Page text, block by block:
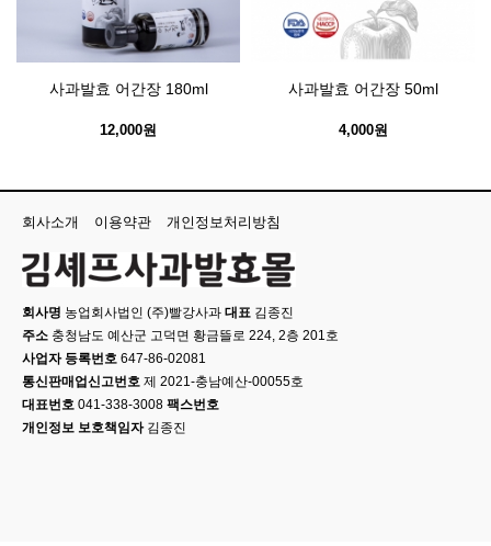
사과발효 어간장 180ml
12,000원
사과발효 어간장 50ml
4,000원
회사소개 이용약관 개인정보처리방침
회사명 농업회사법인 (주)빨강사과 대표 김종진
주소 충청남도 예산군 고덕면 황금뜰로 224, 2층 201호
사업자 등록번호 647-86-02081
통신판매업신고번호 제 2021-충남예산-00055호
대표번호 041-338-3008 팩스번호
개인정보 보호책임자김종진